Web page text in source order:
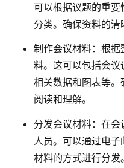
可以根据议题的重
分类。确保资料的清
制作会议材料：根
料。这可以包括会议
相关数据和图表等
阅读和理解。
分发会议材料：在
人员。可以通过电
材料的方式进行分